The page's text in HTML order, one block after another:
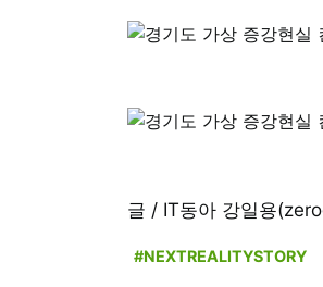
글 / IT동아 강일용
#NEXTREALITYSTORY